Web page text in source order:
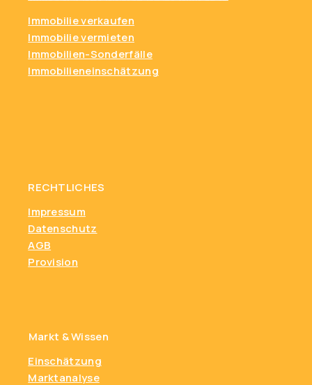
RECHTLICHES
Impressum
Datenschutz
AGB
Provision
Markt & Wissen
Einschätzung
Marktanalyse
Immobilie verkaufen
Immobilie vermieten
Immobilien-Sonderfälle
Immobilieneinschätzung